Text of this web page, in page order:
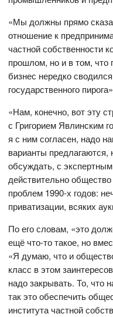
«Мы должны прямо
отношение к
частной собственности
прошлом, но и в том, что
бизнес нередко
государственного
«Нам, конечно, вот эту
с Григорием Явлинским
я с ним согласен, надо
варианты
обсуждать, с
действительно
проблем 1990-х годов:
приватизации, всяких
По его словам, «это
ещё что-то такое, но
«Я думаю, что и
класс в этом
надо закрывать. То, что
так это обеспечить
института частной